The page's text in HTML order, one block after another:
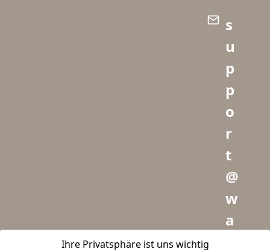
Ihre Privatsphäre ist uns wichtig
s
u
p
p
o
r
t
@
w
a